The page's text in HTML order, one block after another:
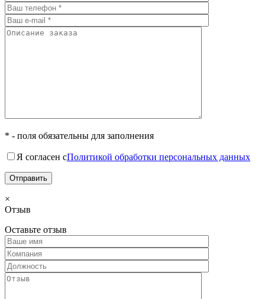
* - поля обязательны для заполнения
Я согласен сПолитикой обработки персональных данных
×
Отзыв
Оставьте отзыв